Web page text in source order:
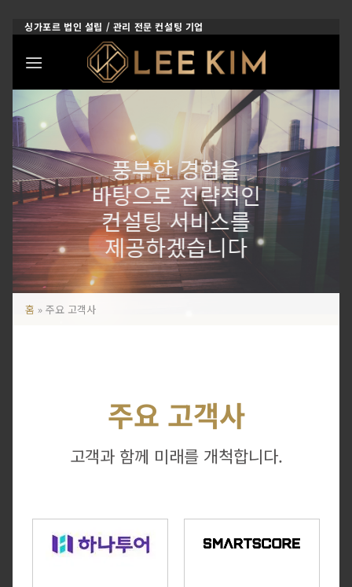
Skip
content
싱가포르 법인 설립 / 관리 전문 컨설팅 기업
풍부한 경험을
바탕으로 전략적인
컨설팅 서비스를
제공하겠습니다
홈 » 주요 고객사
주요 고객사
고객과 함께 미래를 개척합니다.